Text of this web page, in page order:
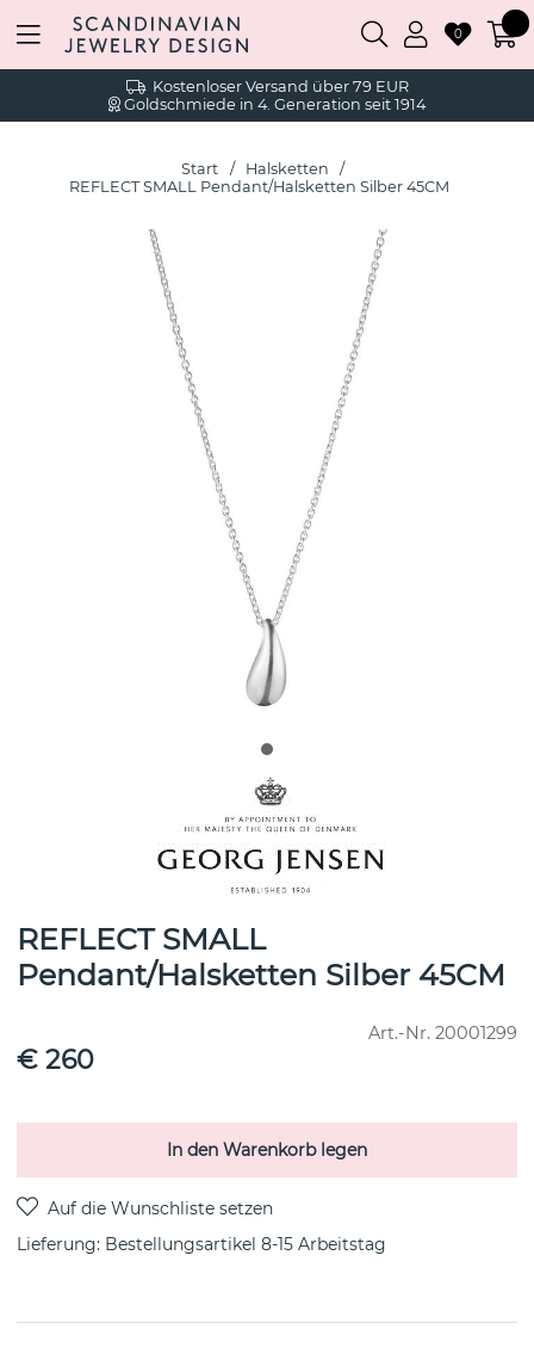
Kostenloser Versand über 79 EUR
Goldschmiede in 4. Generation seit 1914
0
Start
Halsketten
REFLECT SMALL Pendant/Halsketten Silber 45CM
REFLECT SMALL
Pendant/Halsketten Silber 45CM
Art.-Nr. 20001299
€ 260
In den Warenkorb legen
Lieferung: Bestellungsartikel 8-15 Arbeitstag